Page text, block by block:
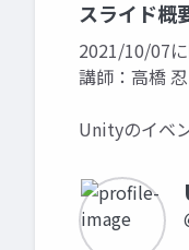
スライド概
2021/10/07
講師：高橋
Unityのイベ